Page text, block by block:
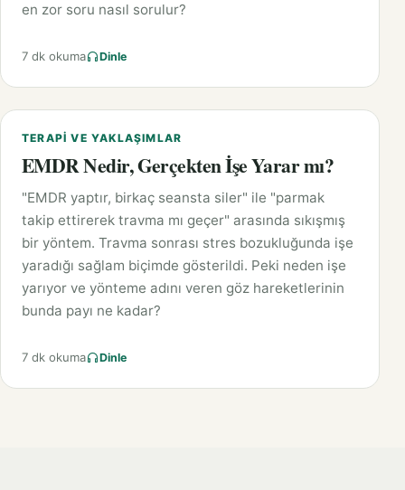
en zor soru nasıl sorulur?
7 dk okuma Dinle
TERAPI VE YAKLAŞIMLAR
EMDR Nedir, Gerçekten İşe Yarar mı?
"EMDR yaptır, birkaç seansta siler" ile "parmak
takip ettirerek travma mı geçer" arasında sıkışmış
bir yöntem. Travma sonrası stres bozukluğunda işe
yaradığı sağlam biçimde gösterildi. Peki neden işe
yarıyor ve yönteme adını veren göz hareketlerinin
bunda payı ne kadar?
7 dk okuma Dinle